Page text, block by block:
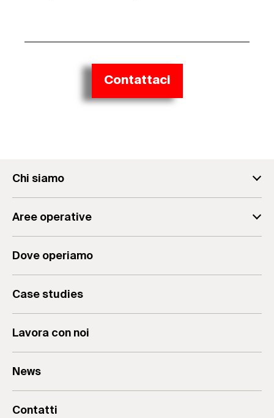
Contattaci
Chi siamo
Il team
Aree operative
Consulenza Aziendale
Dove operiamo
Case studies
Lavora con noi
News
Contatti